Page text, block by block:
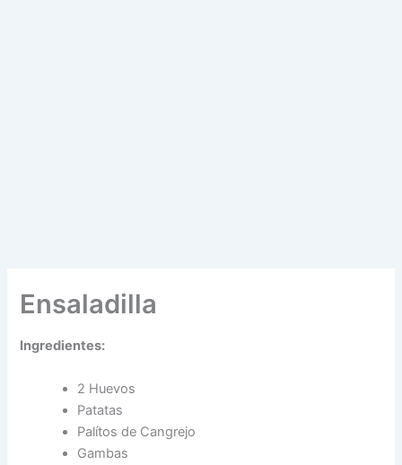
Ensaladilla
Ingredientes:
2 Huevos
Patatas
Palítos de Cangrejo
Gambas